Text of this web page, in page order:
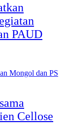
PAUD
Cellose